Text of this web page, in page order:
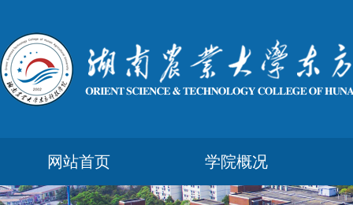
网站首页 学院概况